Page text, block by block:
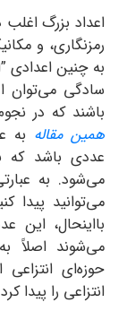
اعداد بزرگ
رمزنگاری، و
به چنین اعدادی
سادگی می‌توان
باشند که در
همین مقاله به
عددی باشد که
می‌شود. به
می‌توانید پیدا
بااینحال، این
می‌شوند اصلاً
حوزه‌ای
انتزاعی را پیدا